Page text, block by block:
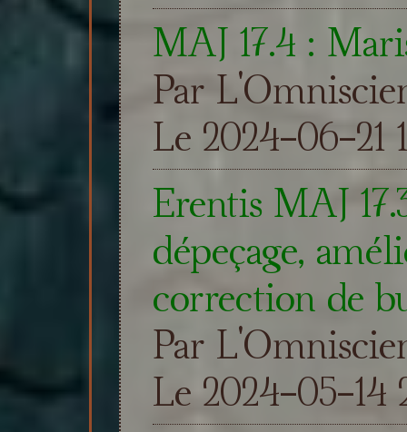
MAJ 17.4 :
Par
Le 2024-06-21
Erentis MAJ
dépeçage,
correction de
Par
Le 2024-05-14